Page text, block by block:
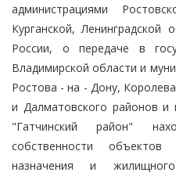
администрациями
Курганской,
России, о передаче в
Владимирской области и
Ростова - на - Дону,
и Далматовского районов и
"Гатчинский район"
собственности
назначения и